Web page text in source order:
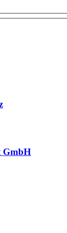
GmbH